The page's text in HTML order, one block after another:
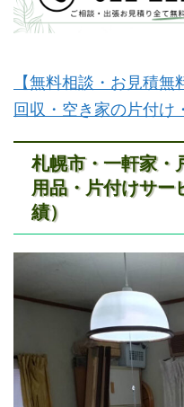
【無料相談・お見積
回収・空き家の片付け
札幌市・一軒家・
用品・片付けサ
績）